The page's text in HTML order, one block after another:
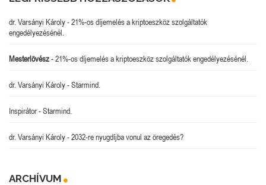
dr. Varsányi Károly-21%-os díjemelés a kriptoeszköz szolgáltatók
engedélyezésénél.
Mesterlövész-21%-os díjemelés a kriptoeszköz szolgáltatók engedélyezésénél.
dr. Varsányi Károly-Starmind.
Inspirátor-Starmind.
dr. Varsányi Károly-2032-re nyugdíjba vonul az öregedés?
ARCHÍVUM